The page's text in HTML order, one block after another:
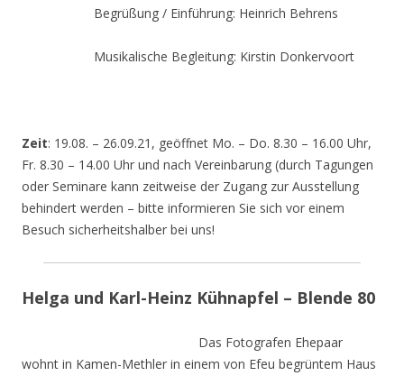
Begrüßung / Einführung: Heinrich Behrens
Musikalische Begleitung: Kirstin Donkervoort
Zeit: 19.08. – 26.09.21, geöffnet Mo. – Do. 8.30 – 16.00 Uhr,
Fr. 8.30 – 14.00 Uhr und nach Vereinbarung (durch Tagungen
oder Seminare kann zeitweise der Zugang zur Ausstellung
behindert werden – bitte informieren Sie sich vor einem
Besuch sicherheitshalber bei uns!
Helga und Karl-Heinz Kühnapfel – Blende 80
Das Fotografen Ehepaar
wohnt in Kamen-Methler in einem von Efeu begrüntem Haus